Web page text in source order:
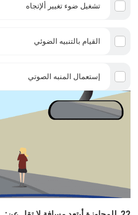
تشغيل ضوء تغيير ألإتجاه
القيام بالتنبيه الضوئي
إستعمال المنبه الصوتي